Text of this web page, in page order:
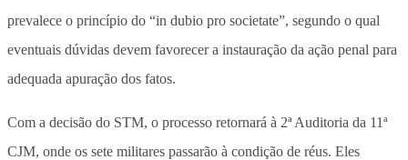
prevalece o princípio do “in dubio pro societate”, segundo o qual
eventuais dúvidas devem favorecer a instauração da ação penal para
adequada apuração dos fatos.
Com a decisão do STM, o processo retornará à 2ª Auditoria da 11ª
CJM, onde os sete militares passarão à condição de réus. Eles